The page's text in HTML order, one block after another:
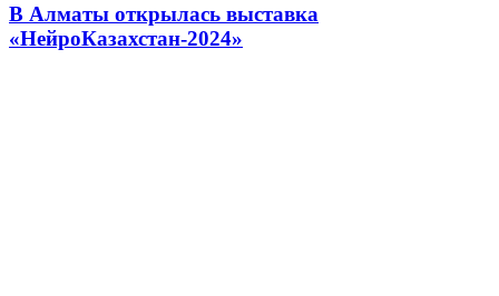
В Алматы открылась выставка
«НейроКазахстан-2024»